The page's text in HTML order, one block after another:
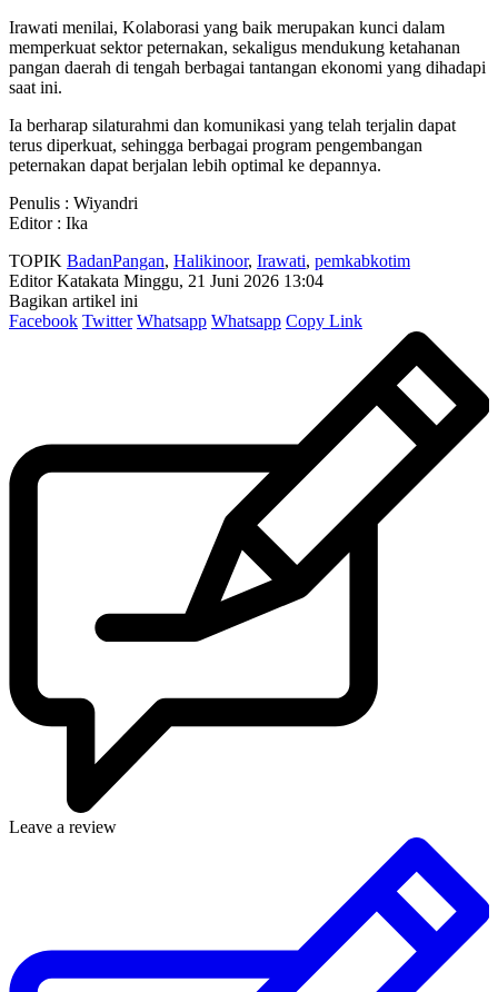
Irawati menilai, Kolaborasi yang baik merupakan kunci dalam
memperkuat sektor peternakan, sekaligus mendukung ketahanan
pangan daerah di tengah berbagai tantangan ekonomi yang dihadapi
saat ini.
Ia berharap silaturahmi dan komunikasi yang telah terjalin dapat
terus diperkuat, sehingga berbagai program pengembangan
peternakan dapat berjalan lebih optimal ke depannya.
Penulis : Wiyandri
Editor : Ika
TOPIK BadanPangan, Halikinoor, Irawati, pemkabkotim
Editor Katakata Minggu, 21 Juni 2026 13:04
Bagikan artikel ini
Facebook Twitter Whatsapp Whatsapp Copy Link
Leave a review